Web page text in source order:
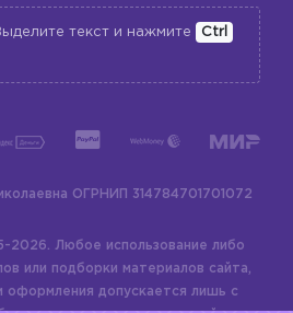
текст и нажмите
Ctrl
ОГРНИП 314784701701072
2026.
Любое использование либо
или подборки материалов сайта,
оформления допускается лишь с